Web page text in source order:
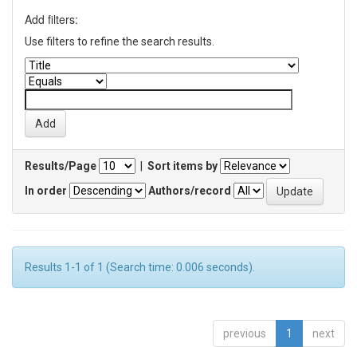
Add filters:
Use filters to refine the search results.
Results/Page
Sort items by
In order
Authors/record
Results 1-1 of 1 (Search time: 0.006 seconds).
previous 1 next